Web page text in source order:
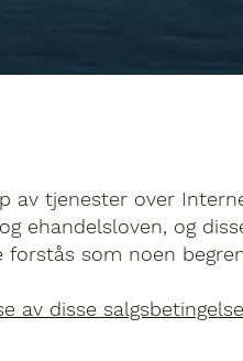
av tjenester over
ehandelsloven, og
forstås som noen
av disse